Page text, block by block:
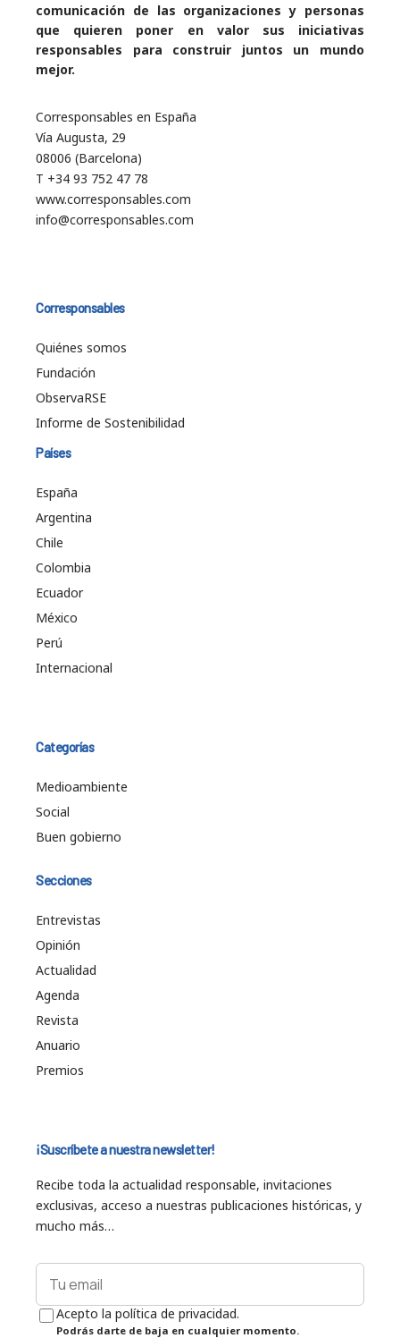
comunicación de las organizaciones y personas
que quieren poner en valor sus iniciativas
responsables para construir juntos un mundo
mejor.
Corresponsables en España
Vía Augusta, 29
08006 (Barcelona)
T +34 93 752 47 78
www.corresponsables.com
info@corresponsables.com
Corresponsables
Quiénes somos
Fundación
ObservaRSE
Informe de Sostenibilidad
Países
España
Argentina
Chile
Colombia
Ecuador
México
Perú
Internacional
Categorías
Medioambiente
Social
Buen gobierno
Secciones
Entrevistas
Opinión
Actualidad
Agenda
Revista
Anuario
Premios
¡Suscríbete a nuestra newsletter!
Recibe toda la actualidad responsable, invitaciones
exclusivas, acceso a nuestras publicaciones históricas, y
mucho más…
Acepto la política de privacidad.
Podrás darte de baja en cualquier momento.